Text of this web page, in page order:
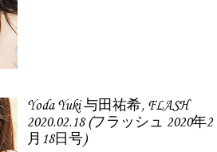
Yoda Yuki 与田祐希, FLASH
2020.02.18 (フラッシュ 2020年2
月18日号)